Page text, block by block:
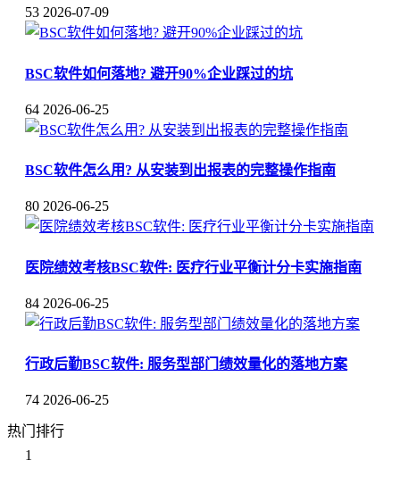
53 2026-07-09
BSC软件如何落地? 避开90%企业踩过的坑
64 2026-06-25
BSC软件怎么用? 从安装到出报表的完整操作指南
80 2026-06-25
医院绩效考核BSC软件: 医疗行业平衡计分卡实施指南
84 2026-06-25
行政后勤BSC软件: 服务型部门绩效量化的落地方案
74 2026-06-25
热门排行
1